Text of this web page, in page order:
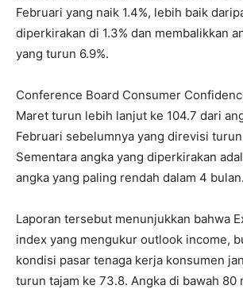
Februari yang naik 1.4%, lebih baik
diperkirakan di 1.3% dan membalikkan
yang turun 6.9%.
Conference Board Consumer
Maret turun lebih lanjut ke 104.7 dari
Februari sebelumnya yang direvisi
Sementara angka yang diperkirakan
angka yang paling rendah dalam 4 bulan.
Laporan tersebut menunjukkan bahwa
index yang mengukur outlook income,
kondisi pasar tenaga kerja konsumen
turun tajam ke 73.8. Angka di bawah 80